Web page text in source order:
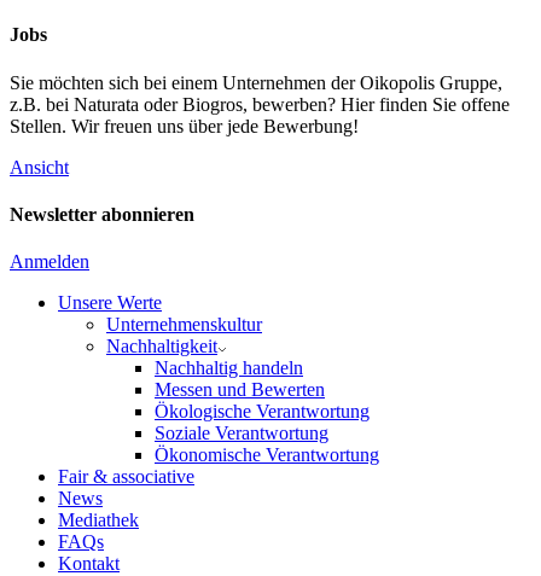
Jobs
Sie möchten sich bei einem Unternehmen der Oikopolis Gruppe,
z.B. bei Naturata oder Biogros, bewerben? Hier finden Sie offene
Stellen. Wir freuen uns über jede Bewerbung!
Ansicht
Newsletter abonnieren
Anmelden
Unsere Werte
Unternehmenskultur
Nachhaltigkeit
Nachhaltig handeln
Messen und Bewerten
Ökologische Verantwortung
Soziale Verantwortung
Ökonomische Verantwortung
Fair & associative
News
Mediathek
FAQs
Kontakt